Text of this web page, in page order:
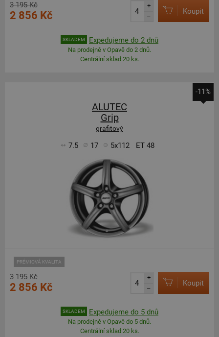
3 195 Kč
2 856 Kč
+
–
Koupit
SKLADEM Expedujeme do 2 dnů
Na prodejně v Opavě do 2 dnů.
Centrální sklad 20 ks.
-11%
ALUTEC
Grip
grafitový
7.5 17 5x112 ET 48
PRÉMIOVÁ KVALITA
3 195 Kč
2 856 Kč
+
–
Koupit
SKLADEM Expedujeme do 5 dnů
Na prodejně v Opavě do 5 dnů.
Centrální sklad 20 ks.